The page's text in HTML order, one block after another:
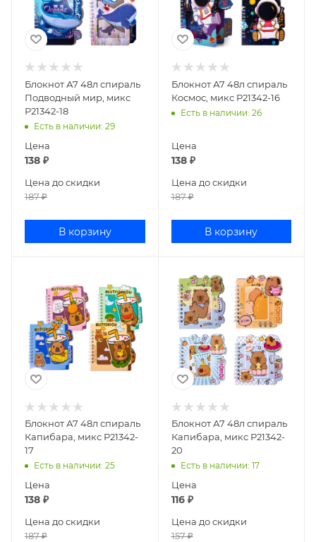
Блокнот А7 48л спираль
Подводный мир, микс
Р21342-18
Есть в наличии: 29
Цена
138 ₽
Цена до скидки
187₽
В корзину
Блокнот А7 48л спираль
Космос, микс Р21342-16
Есть в наличии: 26
Цена
138₽
Цена до скидки
187₽
В корзину
Блокнот А7 48л спираль
Капибара, микс Р21342-
17
Есть в наличии: 25
Цена
138 ₽
Цена до скидки
187₽
Блокнот А7 48л спираль
Капибара, микс Р21342-
20
Есть в наличии: 17
Цена
116₽
Цена до скидки
157₽